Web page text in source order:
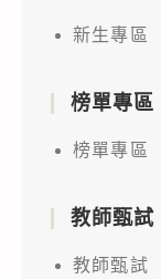
新生專區
榜單專區
榜單專區
教師甄試
教師甄試